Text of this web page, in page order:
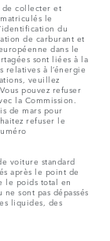
de collecter et
le
du
de carburant et
dans le
sont liées à la
relatives à l’énergie
veuillez
pouvez refuser
la Commission.
de mars pour
refuser le
voiture standard
après le point de
le poids total en
sont pas dépassés
liquides, des